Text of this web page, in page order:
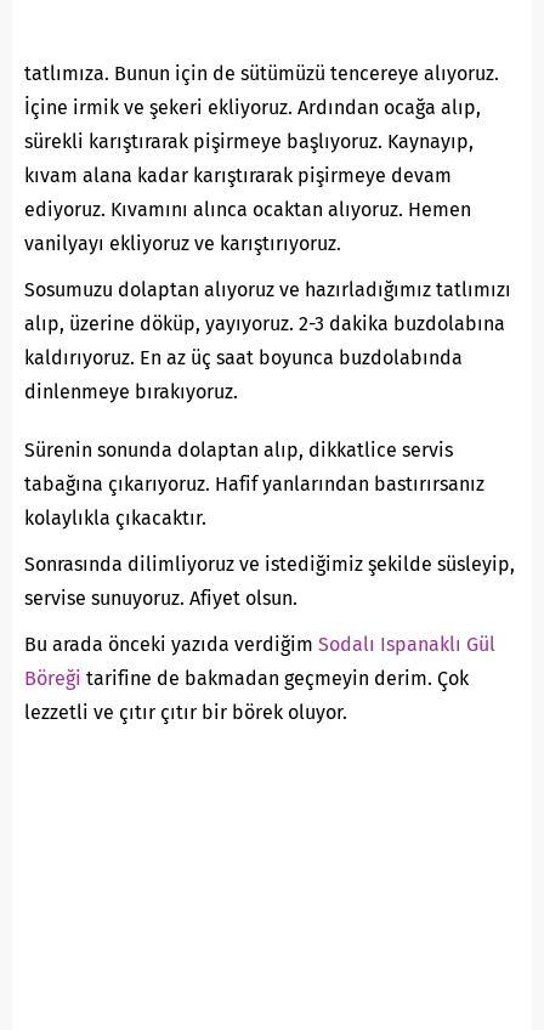
tatlımıza. Bunun için de sütümüzü tencereye alıyoruz.
İçine irmik ve şekeri ekliyoruz. Ardından ocağa alıp,
sürekli karıştırarak pişirmeye başlıyoruz. Kaynayıp,
kıvam alana kadar karıştırarak pişirmeye devam
ediyoruz. Kıvamını alınca ocaktan alıyoruz. Hemen
vanilyayı ekliyoruz ve karıştırıyoruz.
Sosumuzu dolaptan alıyoruz ve hazırladığımız tatlımızı
alıp, üzerine döküp, yayıyoruz. 2-3 dakika buzdolabına
kaldırıyoruz. En az üç saat boyunca buzdolabında
dinlenmeye bırakıyoruz.
Sürenin sonunda dolaptan alıp, dikkatlice servis
tabağına çıkarıyoruz. Hafif yanlarından bastırırsanız
kolaylıkla çıkacaktır.
Sonrasında dilimliyoruz ve istediğimiz şekilde süsleyip,
servise sunuyoruz. Afiyet olsun.
Bu arada önceki yazıda verdiğim Sodalı Ispanaklı Gül
Böreği tarifine de bakmadan geçmeyin derim. Çok
lezzetli ve çıtır çıtır bir börek oluyor.